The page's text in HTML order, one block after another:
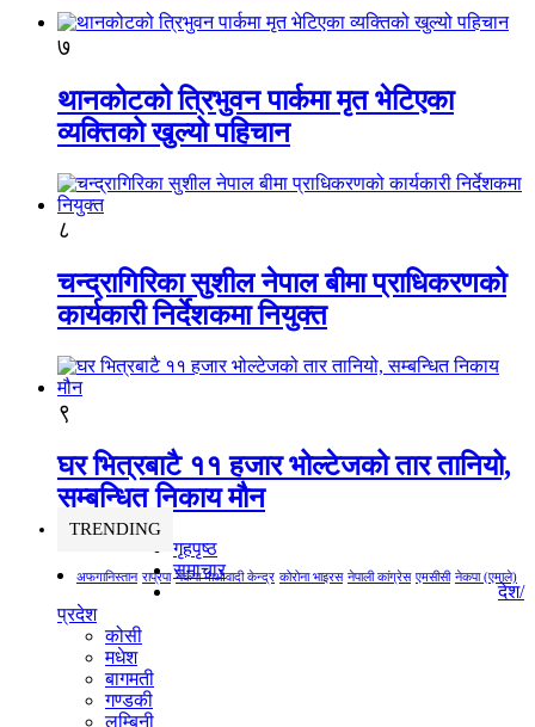
७
थानकोटको त्रिभुवन पार्कमा मृत भेटिएका
व्यक्तिको खुल्यो पहिचान
८
चन्द्रागिरिका सुशील नेपाल बीमा प्राधिकरणको
कार्यकारी निर्देशकमा नियुक्त
९
घर भित्रबाटै ११ हजार भोल्टेजको तार तानियो,
सम्बन्धित निकाय मौन
TRENDING
अफगानिस्तान राप्रपा नेकपा माओवादी केन्द्र कोरोना भाइरस नेपाली कांग्रेस एमसीसी नेकपा (एमाले)
गृहपृष्ठ
समाचार
देश/
प्रदेश
कोसी
मधेश
बागमती
गण्डकी
लुम्बिनी